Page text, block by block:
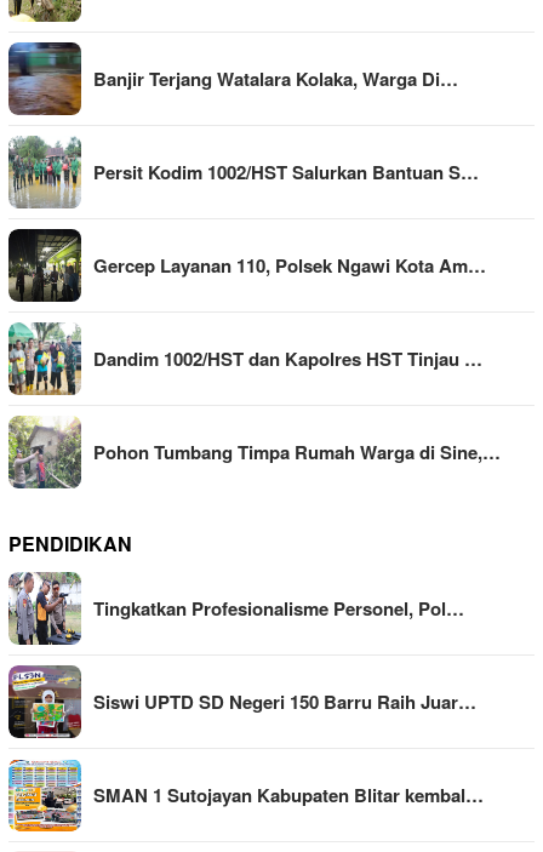
Banjir Terjang Watalara Kolaka, Warga Di…
Persit Kodim 1002/HST Salurkan Bantuan S…
Gercep Layanan 110, Polsek Ngawi Kota Am…
Dandim 1002/HST dan Kapolres HST Tinjau …
Pohon Tumbang Timpa Rumah Warga di Sine,…
PENDIDIKAN
Tingkatkan Profesionalisme Personel, Pol…
Siswi UPTD SD Negeri 150 Barru Raih Juar…
SMAN 1 Sutojayan Kabupaten Blitar kembal…